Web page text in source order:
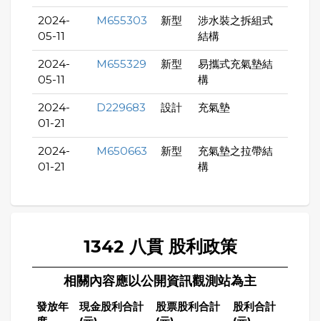
2024-
05-11
M655303 新型
涉水裝之拆組式
結構
2024-
05-11
M655329 新型
易攜式充氣墊結
構
2024-
01-21
D229683 設計 充氣墊
2024-
01-21
M650663 新型
充氣墊之拉帶結
構
1342 八貫 股利政策
相關內容應以公開資訊觀測站為主
發放年
現金股利合計
股票股利合計
股利合計